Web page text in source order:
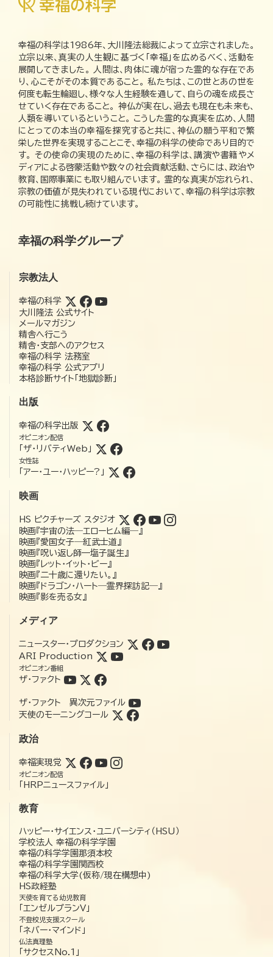
幸福の科学は1986年、大川隆法総裁によって立宗されました。
立宗以来、真実の人生観に基づく「幸福」を広めるべく、活動を
展開してきました。 人間は、肉体に魂が宿った霊的な存在であ
り、心こそがその本質であること。 私たちは、この世とあの世を
何度も転生輪廻し、様々な人生経験を通して、自らの魂を成長さ
せていく存在であること。 神仏が実在し、過去も現在も未来も、
人類を導いているということ。 こうした霊的な真実を広め、人間
にとっての本当の幸福を探究すると共に、神仏の願う平和で繁
栄した世界を実現することこそ、幸福の科学の使命であり目的で
す。 その使命の実現のために、幸福の科学は、講演や書籍やメ
ディアによる啓蒙活動や数々の社会貢献活動、さらには、政治や
教育、国際事業にも取り組んでいます。 霊的な真実が忘れられ、
宗教の価値が見失われている現代において、幸福の科学は宗教
の可能性に挑戦し続けています。
幸福の科学グループ
宗教法人
幸福の科学
大川隆法 公式サイト
メールマガジン
精舎へ行こう
精舎・支部へのアクセス
幸福の科学 法務室
幸福の科学 公式アプリ
本格診断サイト「地獄診断」
出版
幸福の科学出版
オピニオン配信
「ザ・リバティWeb」
女性誌
「アー・ユー・ハッピー?」
映画
HS ピクチャーズ スタジオ
映画『宇宙の法―エローヒム編―』
映画『愛国女子―紅武士道』
映画『呪い返し師—塩子誕生』
映画『レット・イット・ビー』
映画『二十歳に還りたい。』
映画『ドラゴン・ハート―霊界探訪記―』
映画『影を売る女』
メディア
ニュースター・プロダクション
ARI Production
オピニオン番組
ザ・ファクト
ザ・ファクト 異次元ファイル
天使のモーニングコール
政治
幸福実現党
オピニオン配信
「HRPニュースファイル」
教育
ハッピー・サイエンス・ユニバーシティ（HSU）
学校法人 幸福の科学学園
幸福の科学学園那須本校
幸福の科学学園関西校
幸福の科学大学(仮称/現在構想中)
HS政経塾
天使を育てる幼児教育
「エンゼルプランV」
不登校児支援スクール
「ネバー・マインド」
仏法真理塾
「サクセスNo.1」